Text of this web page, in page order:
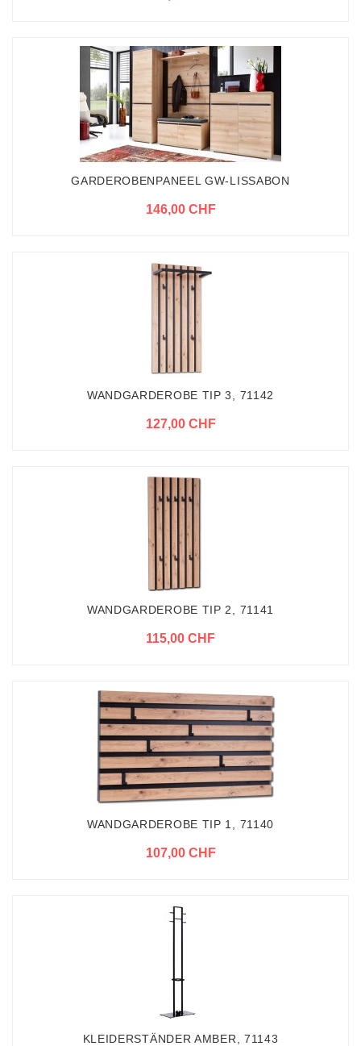
GARDEROBENPANEEL GW-LISSABON
146,00 CHF
WANDGARDEROBE TIP 3, 71142
127,00 CHF
WANDGARDEROBE TIP 2, 71141
115,00 CHF
WANDGARDEROBE TIP 1, 71140
107,00 CHF
KLEIDERSTÄNDER AMBER, 71143